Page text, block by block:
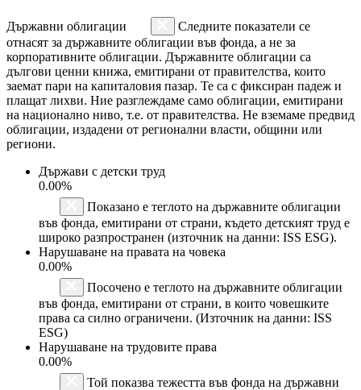
Държавни облигации
Следните показатели се
отнасят за държавните облигации във фонда, а не за
корпоративните облигации. Държавните облигации са
дългови ценни книжа, емитирани от правителства, които
заемат пари на капиталовия пазар. Те са с фиксиран падеж и
плащат лихви. Ние разглеждаме само облигации, емитирани
на национално ниво, т.е. от правителства. Не вземаме предвид
облигации, издадени от регионални власти, общини или
региони.
Държави с детски труд
0.00%
Показано е теглото на държавните облигации
във фонда, емитирани от страни, където детският труд е
широко разпространен (източник на данни: ISS ESG).
Нарушаване на правата на човека
0.00%
Посочено е теглото на държавните облигации
във фонда, емитирани от страни, в които човешките
права са силно ограничени. (Източник на данни: ISS
ESG)
Нарушаване на трудовите права
0.00%
Той показва тежестта във фонда на държавни